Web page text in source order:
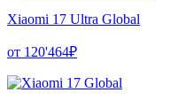
Xiaomi 17 Ultra Global
от 120'464₽